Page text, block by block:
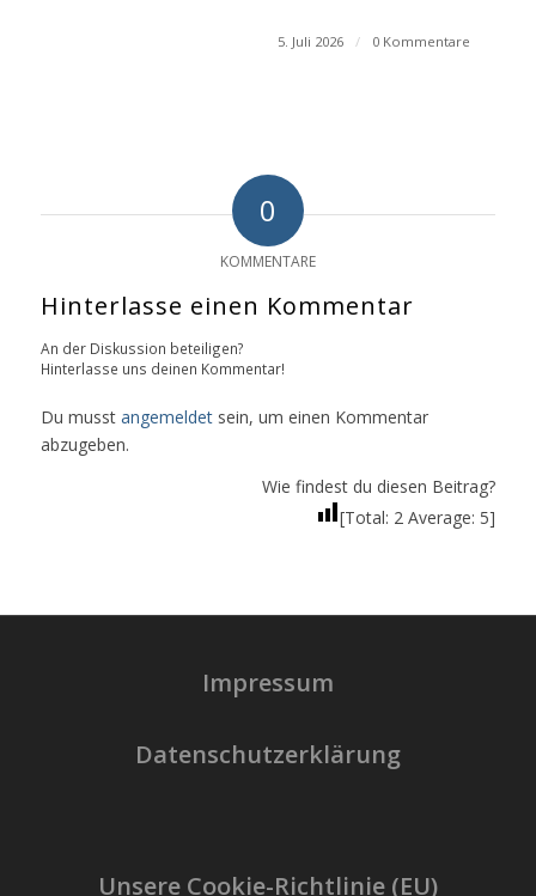
5. Juli 2026 / 0 Kommentare
0
KOMMENTARE
Hinterlasse einen Kommentar
An der Diskussion beteiligen?
Hinterlasse uns deinen Kommentar!
Du musst angemeldetsein, um einen Kommentar
abzugeben.
Wie findest du diesen Beitrag?
[Total: 2 Average: 5]
Impressum
Datenschutzerklärung
Unsere Cookie-Richtlinie (EU)